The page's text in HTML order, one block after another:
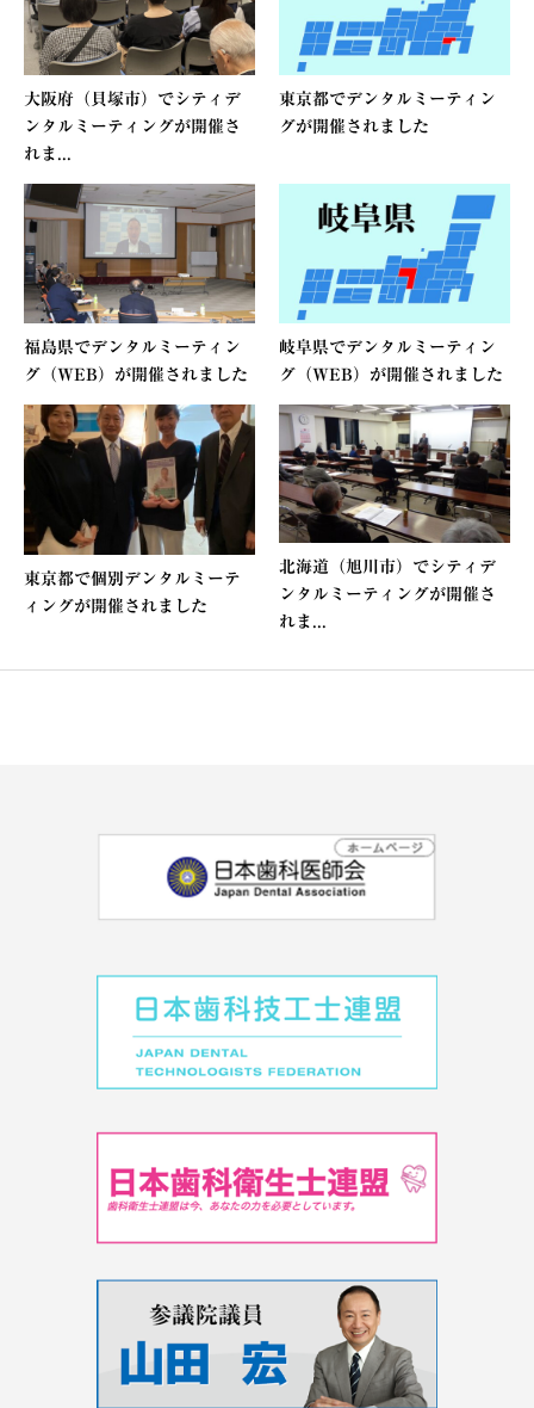
大阪府（貝塚市）でシティデ
ンタルミーティングが開催さ
れま...
東京都でデンタルミーティン
グが開催されました
福島県でデンタルミーティン
グ（WEB）が開催されました
岐阜県でデンタルミーティン
グ（WEB）が開催されました
東京都で個別デンタルミーテ
ィングが開催されました
北海道（旭川市）でシティデ
ンタルミーティングが開催さ
れま...